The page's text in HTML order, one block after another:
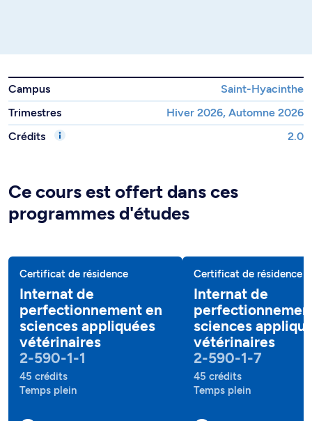
Campus
Saint-Hyacinthe
Trimestres
Hiver 2026, Automne 2026
Crédits
2.0
Ce cours est offert dans ces
programmes d'études
Certificat de résidence
Internat de
perfectionnement en
sciences appliquées
vétérinaires
2-590-1-1
45 crédits
Temps plein
Certificat de résidence
Internat de
sciences
vétérinaires
2-590-1-7
45 crédits
Temps plein